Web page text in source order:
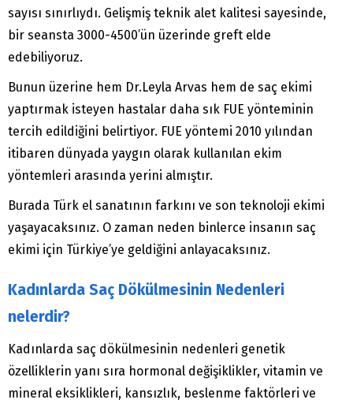
sayısı sınırlıydı. Gelişmiş teknik alet kalitesi sayesinde,
bir seansta 3000-4500’ün üzerinde greft elde
edebiliyoruz.
Bunun üzerine hem Dr.Leyla Arvas hem de saç ekimi
yaptırmak isteyen hastalar daha sık FUE yönteminin
tercih edildiğini belirtiyor. FUE yöntemi 2010 yılından
itibaren dünyada yaygın olarak kullanılan ekim
yöntemleri arasında yerini almıştır.
Burada Türk el sanatının farkını ve son teknoloji ekimi
yaşayacaksınız. O zaman neden binlerce insanın saç
ekimi için Türkiye’ye geldiğini anlayacaksınız.
Kadınlarda Saç Dökülmesinin Nedenleri
nelerdir?
Kadınlarda saç dökülmesinin nedenleri genetik
özelliklerin yanı sıra hormonal değişiklikler, vitamin ve
mineral eksiklikleri, kansızlık, beslenme faktörleri ve